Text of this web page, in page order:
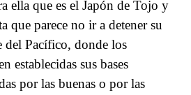
ella que es el Japón de Tojo y
que parece no ir a detener su
del Pacífico, donde los
establecidas sus bases
por las buenas o por las